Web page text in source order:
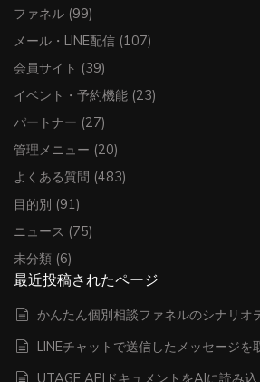
ファネル (99)
メール・LINE配信 (107)
会員サイト (39)
イベント・予約機能 (23)
パートナー (27)
管理メニュー (20)
よくある質問 (483)
目的別 (91)
ニュース (75)
未分類 (6)
最近投稿されたページ
かんたん個別相談ファネルのシナリオ
LINEチャットで送信したメッセージを
UTAGE APIドキュメントをAIに読み